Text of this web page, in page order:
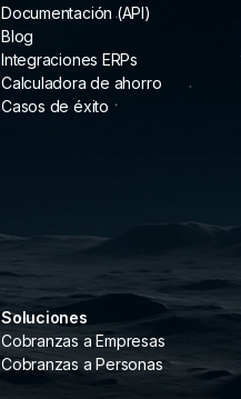
Soluciones
Cobranzas a Empresas
Cobranzas a Personas
Documentación (API)
Blog
Integraciones ERPs
Calculadora de ahorro
Casos de éxito